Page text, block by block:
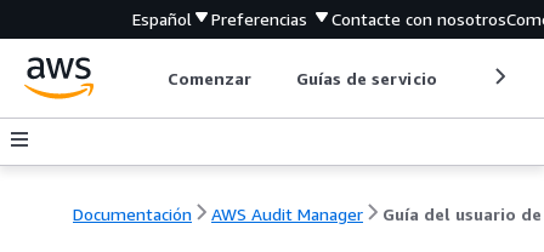
Español Preferencias Contacte con nosotros
Comenzar Guías de servicio
Documentación AWS Audit Manager Guía del usuario de